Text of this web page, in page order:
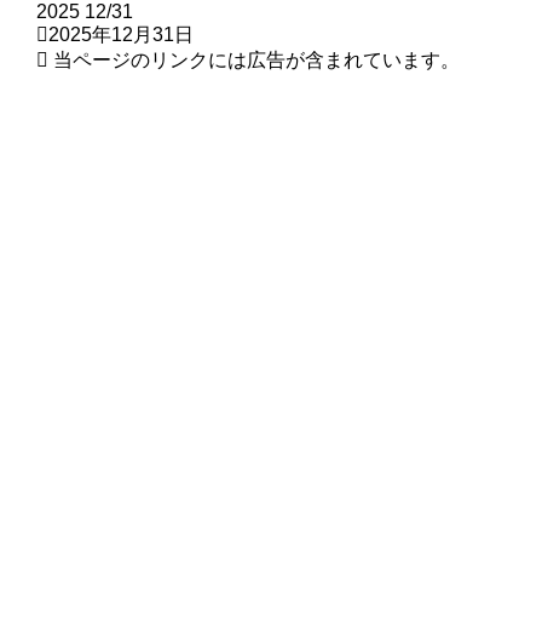
2025 12/31
2025年12月31日
当ページのリンクには広告が含まれています。